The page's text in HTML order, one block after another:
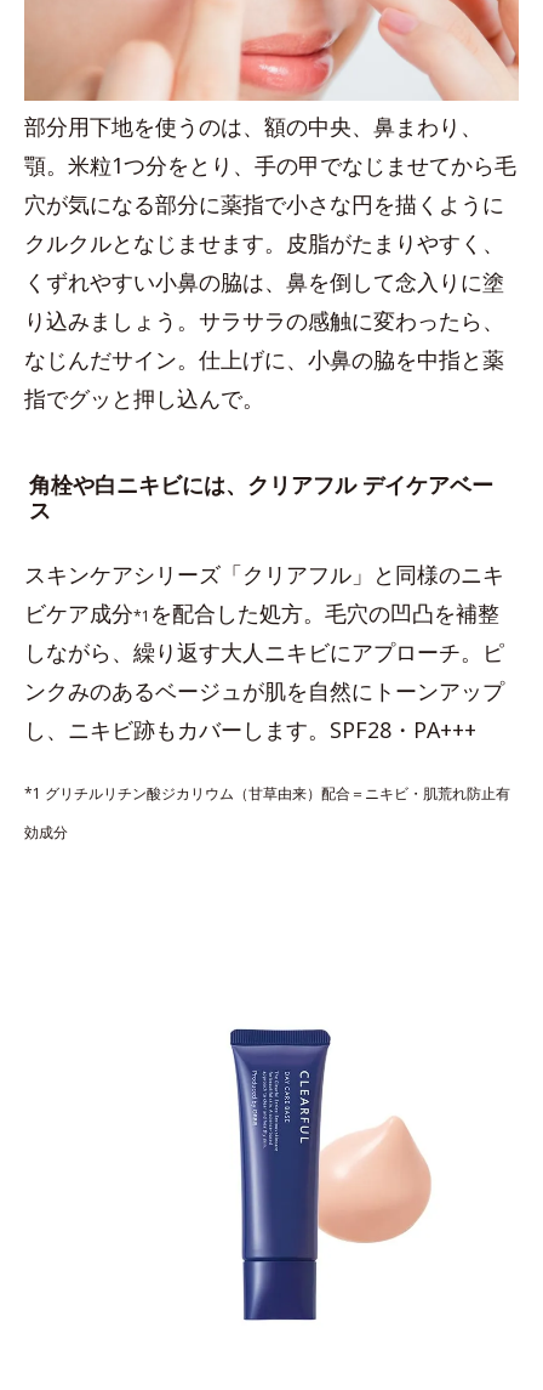
部分用下地を使うのは、額の中央、鼻まわり、
顎。米粒1つ分をとり、手の甲でなじませてから毛
穴が気になる部分に薬指で小さな円を描くように
クルクルとなじませます。皮脂がたまりやすく、
くずれやすい小鼻の脇は、鼻を倒して念入りに塗
り込みましょう。サラサラの感触に変わったら、
なじんだサイン。仕上げに、小鼻の脇を中指と薬
指でグッと押し込んで。
角栓や白ニキビには、クリアフル デイケアベー
ス
スキンケアシリーズ「クリアフル」と同様のニキ
ビケア成分*1 を配合した処方。毛穴の凹凸を補整
しながら、繰り返す大人ニキビにアプローチ。ピ
ンクみのあるベージュが肌を自然にトーンアップ
し、ニキビ跡もカバーします。SPF28・PA+++
*1 グリチルリチン酸ジカリウム（甘草由来）配合＝ニキビ・肌荒れ防止有
効成分